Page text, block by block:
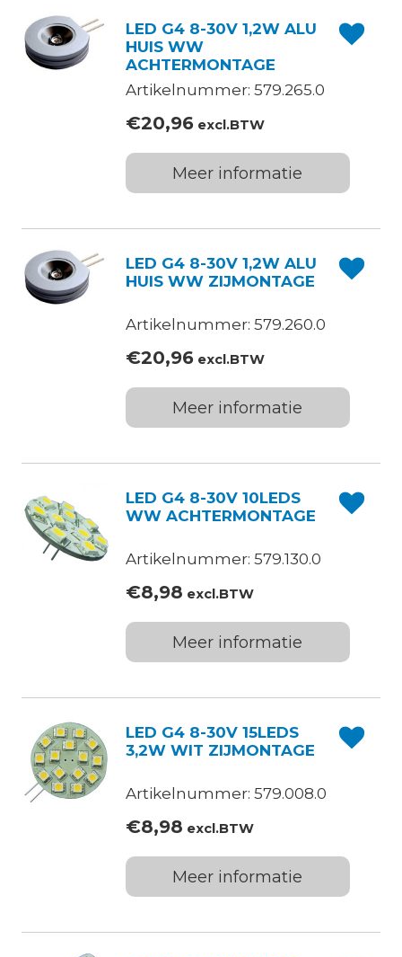
LED G4 8-30V 1,2W ALU
HUIS WW
ACHTERMONTAGE
Artikelnummer: 579.265.0
€20,96excl.BTW
Meer informatie
LED G4 8-30V 1,2W ALU
HUIS WW ZIJMONTAGE
Artikelnummer: 579.260.0
€20,96excl.BTW
Meer informatie
LED G4 8-30V 10LEDS
WW ACHTERMONTAGE
Artikelnummer: 579.130.0
€8,98 excl.BTW
Meer informatie
LED G4 8-30V 15LEDS
3,2W WIT ZIJMONTAGE
Artikelnummer: 579.008.0
€8,98 excl.BTW
Meer informatie